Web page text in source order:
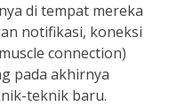
di tempat mereka
notifikasi, koneksi
connection)
pada akhirnya
teknik baru.